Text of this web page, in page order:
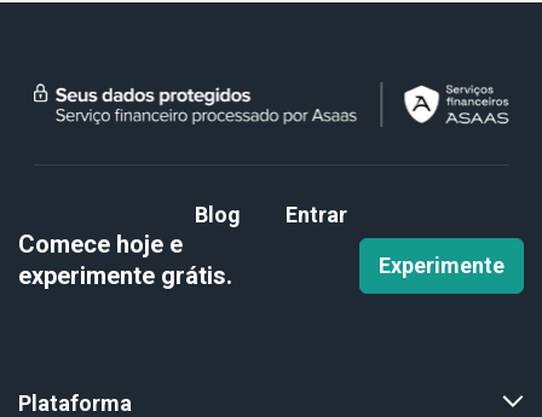
Blog Entrar
Comece hoje e
experimente grátis. Experimente
Plataforma